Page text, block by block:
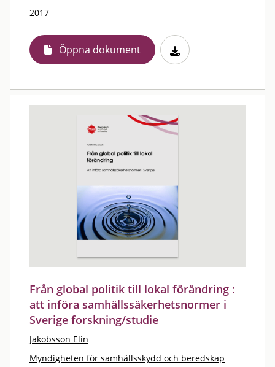
2017
Öppna dokument
Från global politik till lokal förändring :
att införa samhällssäkerhetsnormer i
Sverige forskning/studie
Jakobsson Elin
Myndigheten för samhällsskydd och beredskap